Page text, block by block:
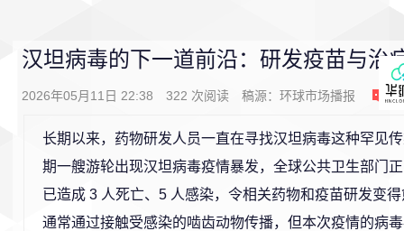
汉坦病毒的下一道前沿：研发疫苗与治
2026年05月11日 22:38 322 次阅读 稿源： 环球市场播报 0
长期以来，药物研发人员一直在寻找汉坦病毒这种罕见
期一艘游轮出现汉坦病毒疫情暴发，全球公共卫生部门
已造成 3 人死亡、5 人感染，令相关药物和疫苗研发变
通常通过接触受感染的啮齿动物传播，但本次疫情的病